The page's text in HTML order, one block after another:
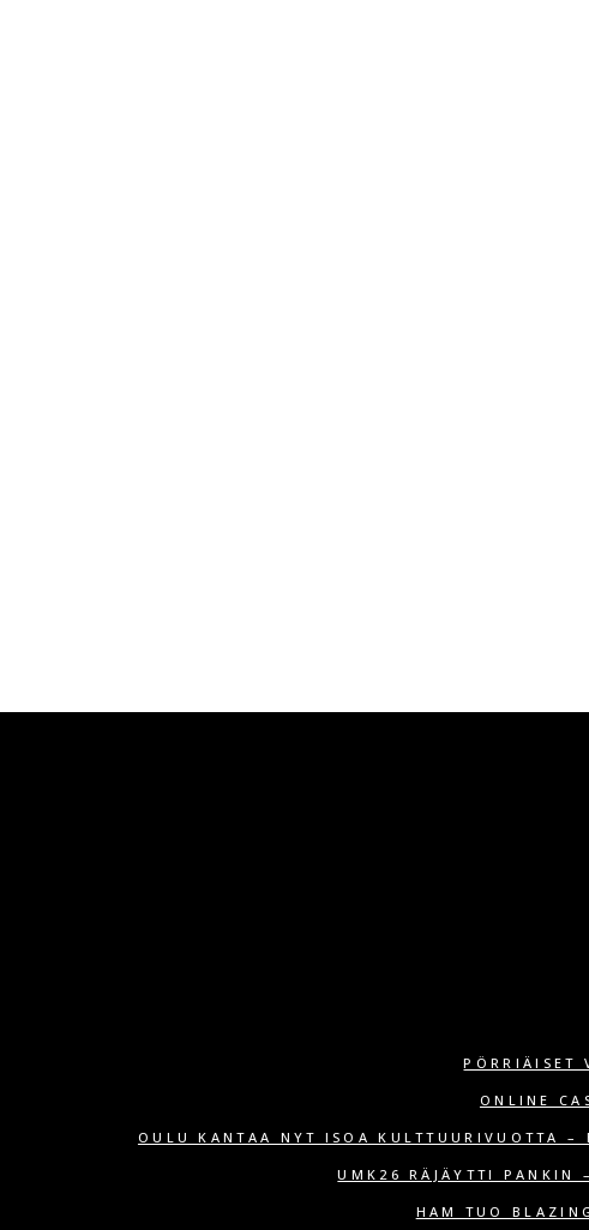
PÖRRIÄISET
ONLINE
OULU KANTAA NYT ISOA KULTTUURIVUOTTA –
UMK26 RÄJÄYTTI PANKIN
HAM TUO